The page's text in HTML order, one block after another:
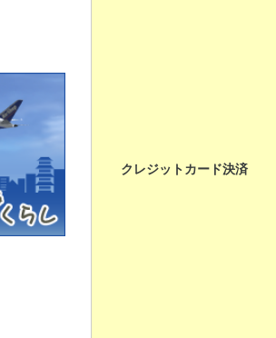
クレジットカード決済